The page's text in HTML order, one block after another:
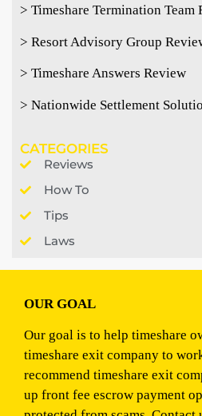
> Timeshare Termination Team
> Resort Advisory Group
> Timeshare Answers Review
> Nationwide Settlement
CATEGORIES
Reviews
How To
Tips
Laws
OUR GOAL
Our goal is to help timeshare
timeshare exit company to
recommend timeshare exit
up front fee escrow payment